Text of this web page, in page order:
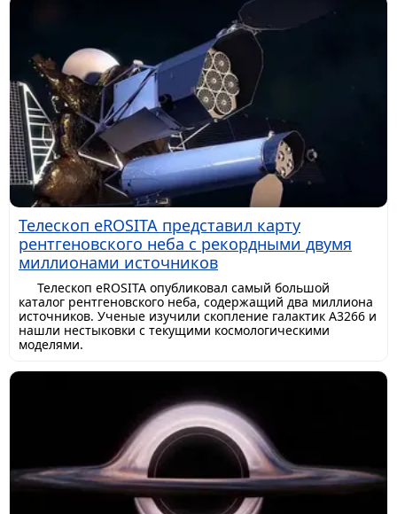
Телескоп eROSITA представил карту
рентгеновского неба с рекордными двумя
миллионами источников
Телескоп eROSITA опубликовал самый большой
каталог рентгеновского неба, содержащий два миллиона
источников. Ученые изучили скопление галактик A3266 и
нашли нестыковки с текущими космологическими
моделями.